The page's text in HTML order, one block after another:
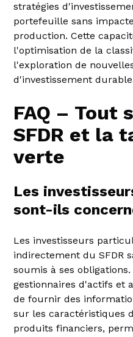
stratégies
portefeuille sans
production. Cette
l'optimisation de la
l'exploration de
d'investissement
FAQ – Tout
SFDR et la
verte
Les
sont-ils
Les investisseurs
indirectement du SFDR
soumis à ses
gestionnaires d'actifs et
de fournir des
sur les caractéristiques
produits financiers,